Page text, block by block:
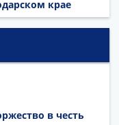
крае
в честь